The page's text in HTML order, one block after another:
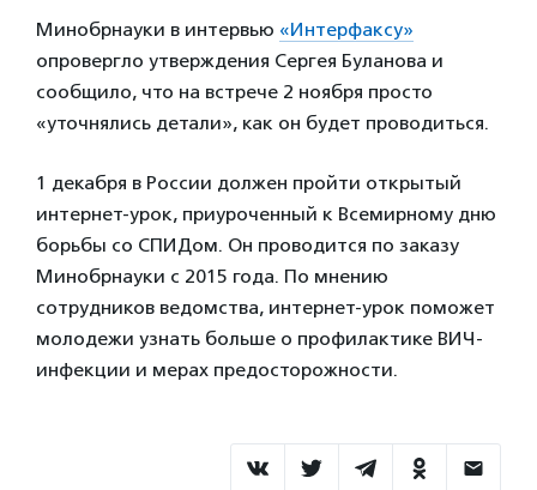
Минобрнауки в интервью «Интерфаксу»
опровергло утверждения Сергея Буланова и
сообщило, что на встрече 2 ноября просто
«уточнялись детали», как он будет проводиться.
1 декабря в России должен пройти открытый
интернет-урок, приуроченный к Всемирному дню
борьбы со СПИДом. Он проводится по заказу
Минобрнауки с 2015 года. По мнению
сотрудников ведомства, интернет-урок поможет
молодежи узнать больше о профилактике ВИЧ-
инфекции и мерах предосторожности.